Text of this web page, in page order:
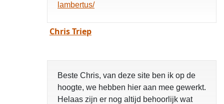
lambertus/
Chris Triep
Beste Chris, van deze site ben ik op de
hoogte, we hebben hier aan mee gewerkt.
Helaas zijn er nog altijd behoorlijk wat